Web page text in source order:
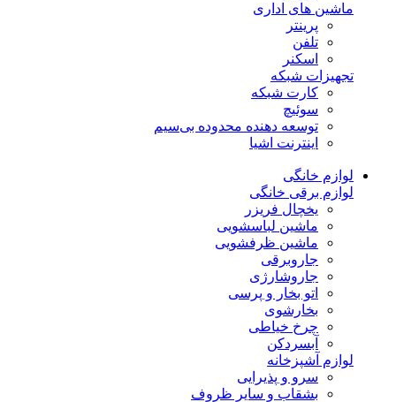
ماشین های اداری
پرینتر
تلفن
اسکنر
تجهیزات شبکه
کارت شبکه
سوئیچ
توسعه دهنده محدوده بی‌سیم
اینترنت اشیا
لوازم خانگی
لوازم برقی خانگی
یخچال فریزر
ماشین لباسشویی
ماشین ظرفشویی
جاروبرقی
جاروشارژی
اتو بخار و پرسی
بخارشوی
چرخ خیاطی
آبسردکن
لوازم آشپزخانه
سرو و پذیرایی
بشقاب و سایر ظروف